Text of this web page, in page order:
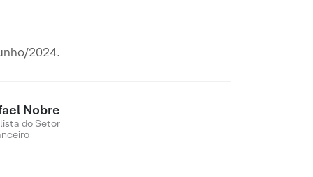
2024.
Nobre
do Setor